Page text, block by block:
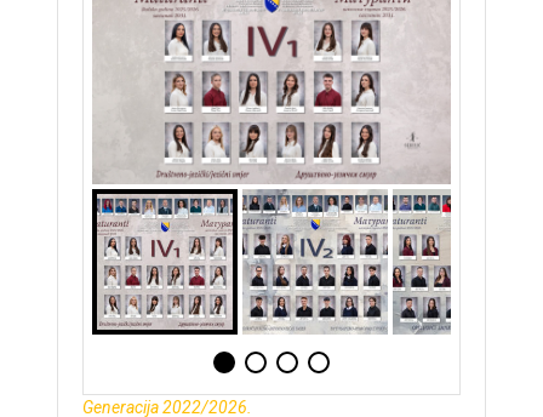
Generacija 2022/2026.